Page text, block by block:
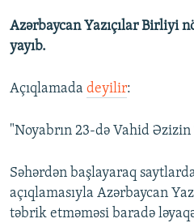
Azərbaycan Yazıçılar Birliyi
yayıb.
Açıqlamada deyilir:
"Noyabrın 23-də Vahid Əzizin
Səhərdən başlayaraq
açıqlamasıyla Azərbaycan
təbrik etməməsi baradə